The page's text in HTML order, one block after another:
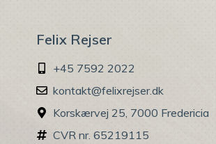
Felix Rejser
+45 7592 2022
kontakt@felixrejser.dk
Korskærvej 25, 7000 Fredericia
CVR nr. 65219115